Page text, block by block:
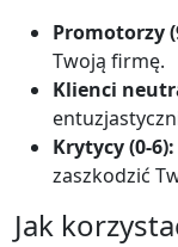
Promotorzy
Twoją firmę.
Klienci
Krytycy (0-6):
zaszkodzić
Jak